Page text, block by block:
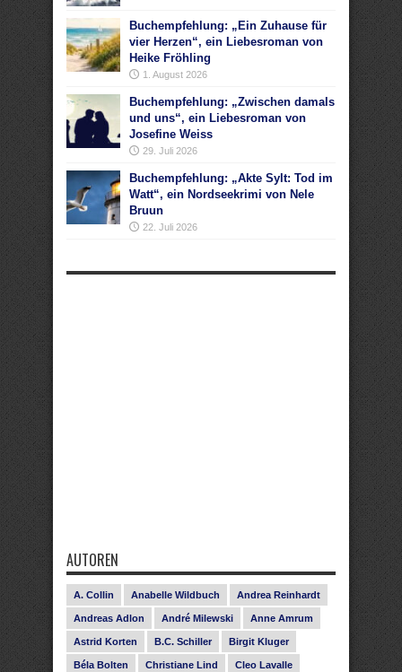
Buchempfehlung: „Ein Zuhause für
vier Herzen“, ein Liebesroman von
Heike Fröhling
1. August 2026
Buchempfehlung: „Zwischen damals
und uns“, ein Liebesroman von
Josefine Weiss
29. Juli 2026
Buchempfehlung: „Akte Sylt: Tod im
Watt“, ein Nordseekrimi von Nele
Bruun
22. Juli 2026
AUTOREN
A. Collin Anabelle Wildbuch Andrea Reinhardt
Andreas Adlon André Milewski Anne Amrum
Astrid Korten B.C. Schiller Birgit Kluger
Béla Bolten Christiane Lind Cleo Lavalle